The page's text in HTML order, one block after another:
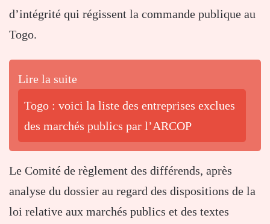
d’intégrité qui régissent la commande publique au
Togo.
Lire la suite
Togo : voici la liste des entreprises exclues
des marchés publics par l’ARCOP
Le Comité de règlement des différends, après
analyse du dossier au regard des dispositions de la
loi relative aux marchés publics et des textes